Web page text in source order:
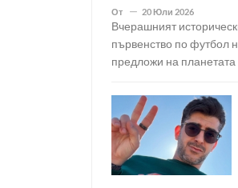
От 20 Юли 2026
Вчерашният
първенство по футбол
предложи на планетата